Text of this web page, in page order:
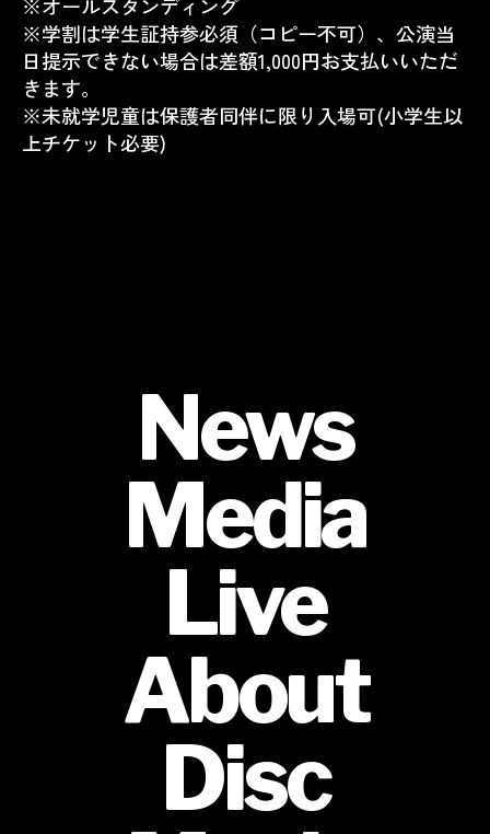
※学割は学生証持参必須（コピー不可）、公演当
日提示できない場合は差額1,000円お支払いいただ
きます。
※未就学児童は保護者同伴に限り入場可(小学生以
上チケット必要)
News
Media
Live
About
Disc